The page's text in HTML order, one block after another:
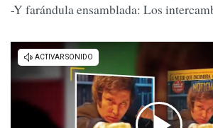
-Y farándula ensamblada: Los